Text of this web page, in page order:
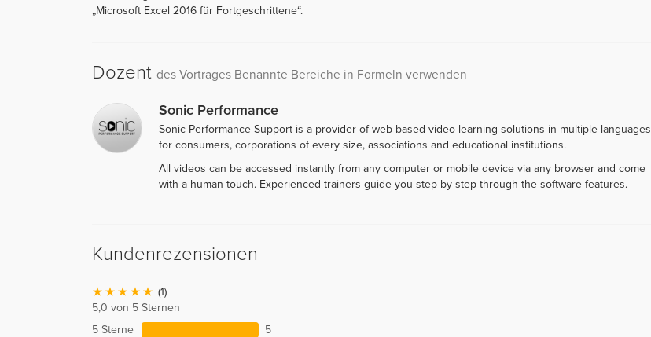
„Microsoft Excel 2016 für Fortgeschrittene“.
Dozent des Vortrages Benannte Bereiche in Formeln verwenden
Sonic Performance
Sonic Performance Support is a provider of web-based video learning solutions in multiple languages
for consumers, corporations of every size, associations and educational institutions.
All videos can be accessed instantly from any computer or mobile device via any browser and come
with a human touch. Experienced trainers guide you step-by-step through the software features.
Kundenrezensionen
(1)
5,0 von 5 Sternen
5 Sterne
5